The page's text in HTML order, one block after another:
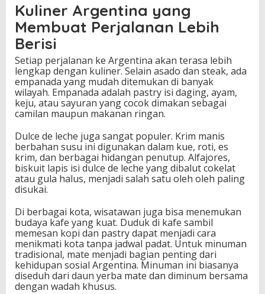
Kuliner Argentina yang
Membuat Perjalanan Lebih
Berisi
Setiap perjalanan ke Argentina akan terasa lebih
lengkap dengan kuliner. Selain asado dan steak, ada
empanada yang mudah ditemukan di banyak
wilayah. Empanada adalah pastry isi daging, ayam,
keju, atau sayuran yang cocok dimakan sebagai
camilan maupun makanan ringan.
Dulce de leche juga sangat populer. Krim manis
berbahan susu ini digunakan dalam kue, roti, es
krim, dan berbagai hidangan penutup. Alfajores,
biskuit lapis isi dulce de leche yang dibalut cokelat
atau gula halus, menjadi salah satu oleh oleh paling
disukai.
Di berbagai kota, wisatawan juga bisa menemukan
budaya kafe yang kuat. Duduk di kafe sambil
memesan kopi dan pastry dapat menjadi cara
menikmati kota tanpa jadwal padat. Untuk minuman
tradisional, mate menjadi bagian penting dari
kehidupan sosial Argentina. Minuman ini biasanya
diseduh dari daun yerba mate dan diminum bersama
dengan wadah khusus.